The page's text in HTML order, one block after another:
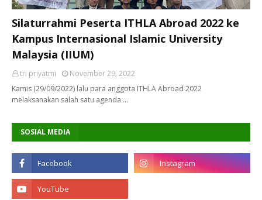
Silaturrahmi Peserta ITHLA Abroad 2022 ke
Kampus Internasional Islamic University
Malaysia (IIUM)
tri priyatmi
November 29, 2022
Kamis (29/09/2022) lalu para anggota ITHLA Abroad 2022
melaksanakan salah satu agenda …
SOSIAL MEDIA